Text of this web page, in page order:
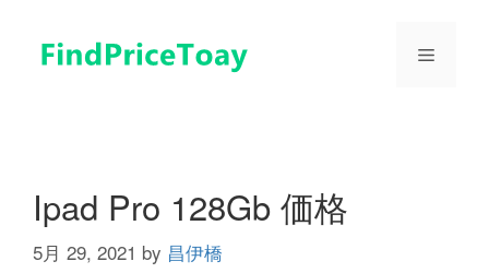
メ
Ipad Pro 128Gb 価格
5月 29, 2021 by 昌伊橋